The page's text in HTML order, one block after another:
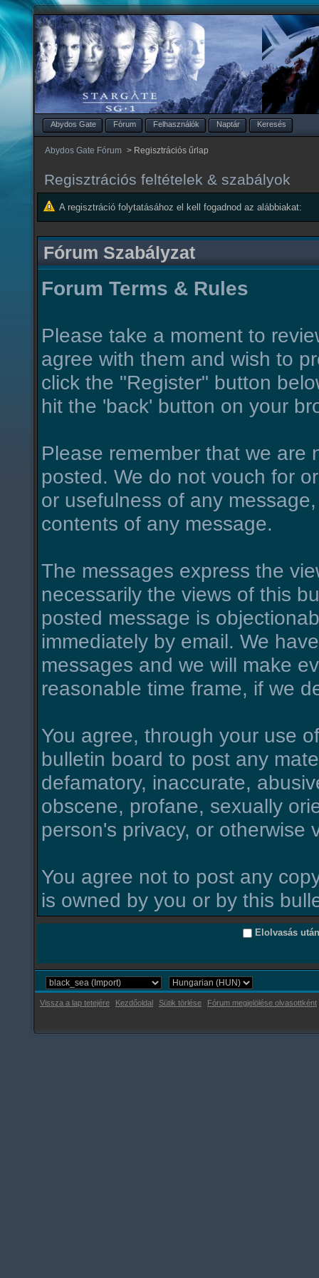
Abydos Gate Fórum Felhasználók Naptár Keresés
Abydos Gate Fórum > Regisztrációs űrlap
Regisztrációs feltételek & szabályok
A regisztráció folytatásához el kell fogadnod az alábbiakat:
Fórum Szabályzat
Forum Terms & Rules
Please take a moment to
agree with them and wish to
click the "Register" button
hit the 'back' button on your
Please remember that we are
posted. We do not vouch for
or usefulness of any
contents of any message.
The messages express the
necessarily the views of this
posted message is
immediately by email. We
messages and we will make
reasonable time frame, if we
You agree, through your use
bulletin board to post any
defamatory, inaccurate,
obscene, profane, sexually
person's privacy, or otherwise
You agree not to post any
is owned by you or by this
Elolvasás
Vissza a lap tetejére Kezdőoldal Sütik törlése Fórum megjelölése olvasottként